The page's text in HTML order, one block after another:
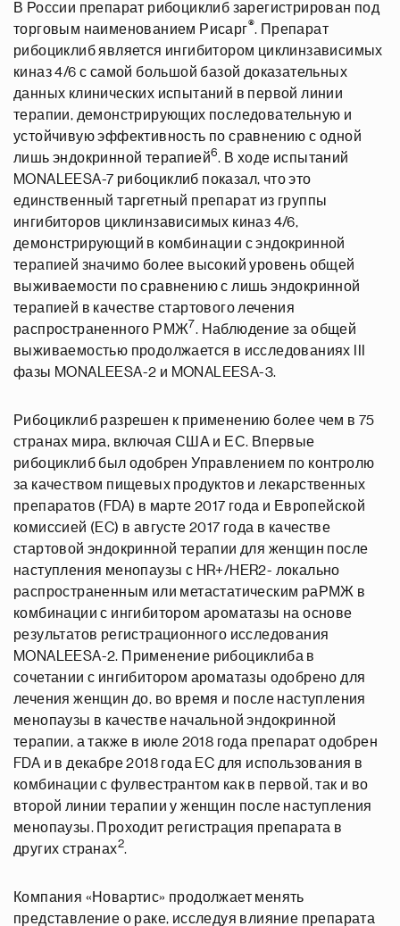
В России препарат рибоциклиб зарегистрирован под
торговым наименованием Рисарг®. Препарат
рибоциклиб является ингибитором циклинзависимых
киназ 4/6 с самой большой базой доказательных
данных клинических испытаний в первой линии
терапии, демонстрирующих последовательную и
устойчивую эффективность по сравнению с одной
лишь эндокринной терапией6. В ходе испытаний
MONALEESA-7 рибоциклиб показал, что это
единственный таргетный препарат из группы
ингибиторов циклинзависимых киназ 4/6,
демонстрирующий в комбинации с эндокринной
терапией значимо более высокий уровень общей
выживаемости по сравнению с лишь эндокринной
терапией в качестве стартового лечения
распространенного РМЖ7. Наблюдение за общей
выживаемостью продолжается в исследованиях III
фазы MONALEESA-2 и MONALEESA-3.
Рибоциклиб разрешен к применению более чем в 75
странах мира, включая США и ЕС. Впервые
рибоциклиб был одобрен Управлением по контролю
за качеством пищевых продуктов и лекарственных
препаратов (FDA) в марте 2017 года и Европейской
комиссией (EC) в августе 2017 года в качестве
стартовой эндокринной терапии для женщин после
наступления менопаузы с HR+/HER2- локально
распространенным или метастатическим раРМЖ в
комбинации с ингибитором ароматазы на основе
результатов регистрационного исследования
MONALEESA-2. Применение рибоциклиба в
сочетании с ингибитором ароматазы одобрено для
лечения женщин до, во время и после наступления
менопаузы в качестве начальной эндокринной
терапии, а также в июле 2018 года препарат одобрен
FDA и в декабре 2018 года EC для использования в
комбинации с фулвестрантом как в первой, так и во
второй линии терапии у женщин после наступления
менопаузы. Проходит регистрация препарата в
других странах2.
Компания «Новартис» продолжает менять
представление о раке, исследуя влияние препарата